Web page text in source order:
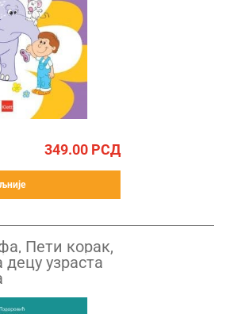
349.00 РСД
Пети корак,
децу узраста